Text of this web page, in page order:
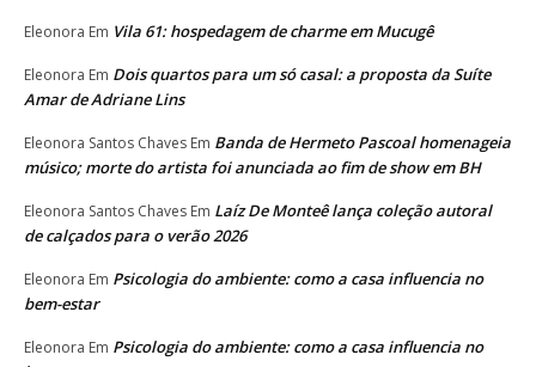
Eleonora Em Vila 61: hospedagem de charme em Mucugê
Eleonora Em Dois quartos para um só casal: a proposta da Suíte
Amar de Adriane Lins
Eleonora Santos Chaves Em Banda de Hermeto Pascoal homenageia
músico; morte do artista foi anunciada ao fim de show em BH
Eleonora Santos Chaves Em Laíz De Monteê lança coleção autoral
de calçados para o verão 2026
Eleonora Em Psicologia do ambiente: como a casa influencia no
bem-estar
Eleonora Em Psicologia do ambiente: como a casa influencia no